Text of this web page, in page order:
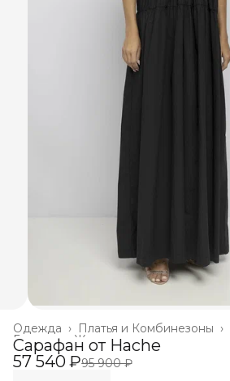
Платья и Комбинезоны ›
Одежда ›
Женское ›
Главная ›
Сарафан от Hache
57 540 ₽95 900 ₽